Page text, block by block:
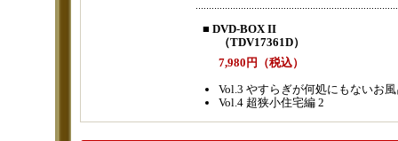
■ DVD-BOX II
（TDV17361D）
7,980円（税込）
Vol.3 やすらぎが何処にもないお
Vol.4 超狭小住宅編 2